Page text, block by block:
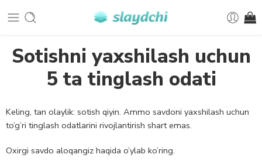
Sotishni yaxshilash uchun
5 ta tinglash odati
Keling, tan olaylik: sotish qiyin. Ammo savdoni yaxshilash uchun
to’g’ri tinglash odatlarini rivojlantirish shart emas.
Oxirgi savdo aloqangiz haqida o’ylab ko’ring.